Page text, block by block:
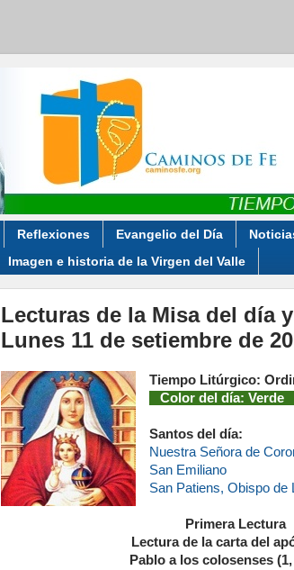
Reflexiones Evangelio del Día
Imagen e historia de la Virgen del Valle
Lecturas de la Misa del día
Lunes 11 de setiembre de
Tiempo Litúrgico:
Color del día: Verde
Santos del día:
Nuestra Señora de
San Emiliano
San Patiens, Obispo de
Primera Lectura
Lectura de la carta del
Pablo a los colosenses (1,